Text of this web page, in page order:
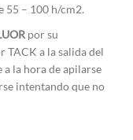
55 – 100 h/cm2.
por su
TACK a la salida del
la hora de apilarse
intentando que no